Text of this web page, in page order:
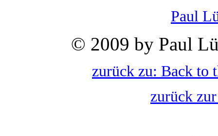
Paul
© 2009 by Paul
zurück zu: Back to
zurück